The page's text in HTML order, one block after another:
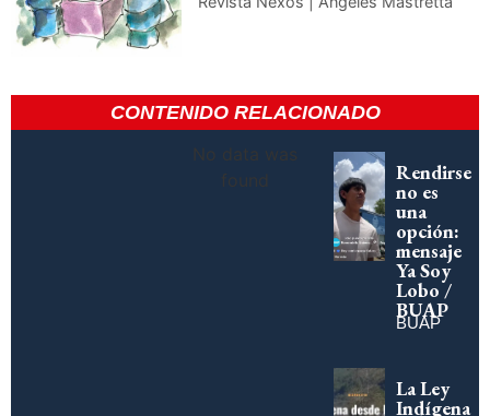
CONTENIDO RELACIONADO
No data was
found
Rendirse
no es
una
opción:
mensaje
Ya Soy
Lobo /
BUAP
BUAP
La Ley
Indígena